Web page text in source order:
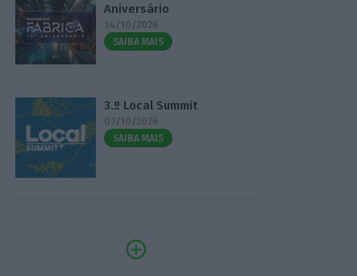
Aniversário
14/10/2026
SAIBA MAIS
3.º Local Summit
07/10/2026
SAIBA MAIS